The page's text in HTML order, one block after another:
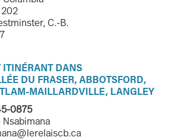
C.-B.
ITINÉRANT DANS
DU FRASER, ABBOTSFORD,
MAILLARDVILLE, LANGLEY
0875
Nsabimana